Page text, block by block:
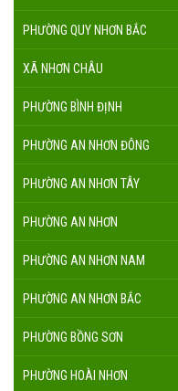
PHƯỜNG QUY NHƠN BẮC
XÃ NHƠN CHÂU
PHƯỜNG BÌNH ĐỊNH
PHƯỜNG AN NHƠN ĐÔNG
PHƯỜNG AN NHƠN TÂY
PHƯỜNG AN NHƠN
PHƯỜNG AN NHƠN NAM
PHƯỜNG AN NHƠN BẮC
PHƯỜNG BỒNG SƠN
PHƯỜNG HOÀI NHƠN